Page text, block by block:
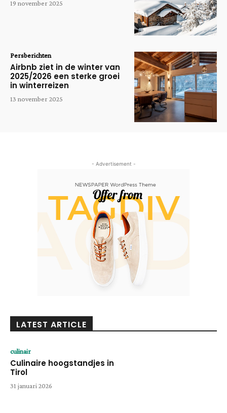
19 november 2025
Persberichten
Airbnb ziet in de winter van
2025/2026 een sterke groei
in winterreizen
13 november 2025
- Advertisement -
LATEST ARTICLE
culinair
Culinaire hoogstandjes in
Tirol
31 januari 2026